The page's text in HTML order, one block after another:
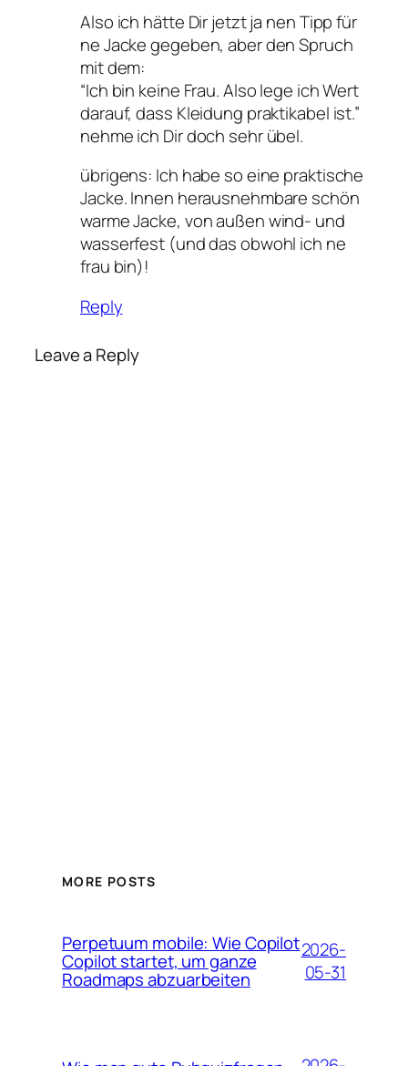
Also ich hätte Dir jetzt ja nen Tipp für
ne Jacke gegeben, aber den Spruch
mit dem:
“Ich bin keine Frau. Also lege ich Wert
darauf, dass Kleidung praktikabel ist.”
nehme ich Dir doch sehr übel.
übrigens: Ich habe so eine praktische
Jacke. Innen herausnehmbare schön
warme Jacke, von außen wind- und
wasserfest (und das obwohl ich ne
frau bin)!
Reply
Leave a Reply
MORE POSTS
Perpetuum mobile: Wie Copilot
Copilot startet, um ganze
Roadmaps abzuarbeiten
2026-
05-31